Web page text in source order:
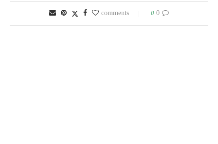
0 comments
0